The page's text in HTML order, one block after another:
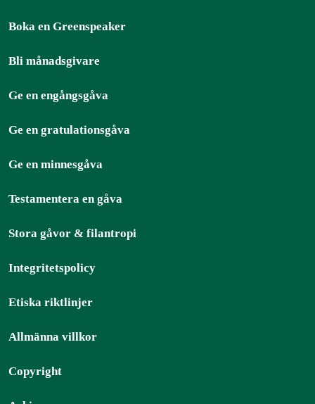
Boka en Greenspeaker
Bli månadsgivare
Ge en engångsgåva
Ge en gratulationsgåva
Ge en minnesgåva
Testamentera en gåva
Stora gåvor & filantropi
Integritetspolicy
Etiska riktlinjer
Allmänna villkor
Copyright